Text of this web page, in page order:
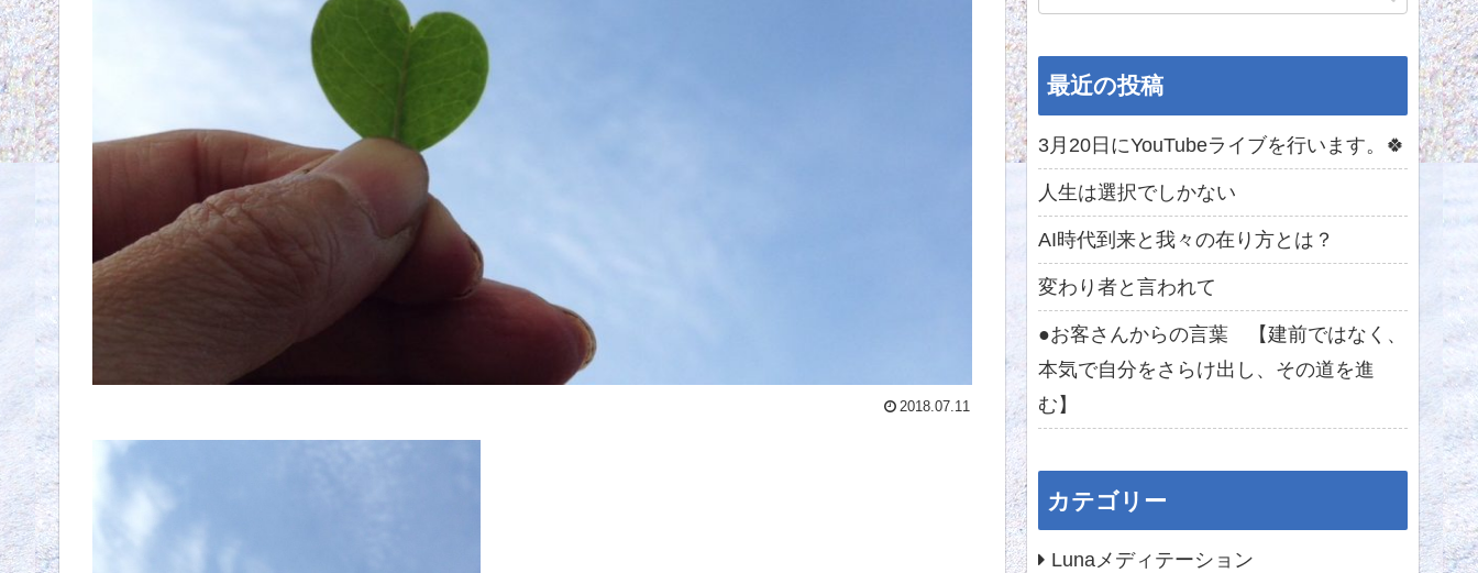
2018.07.11
最近の投稿
3月20日にYouTubeライブを行います。🍀
人生は選択でしかない
AI時代到来と我々の在り方とは？
変わり者と言われて
●お客さんからの言葉 【建前ではなく、
本気で自分をさらけ出し、その道を進
む】
カテゴリー
Lunaメディテーション